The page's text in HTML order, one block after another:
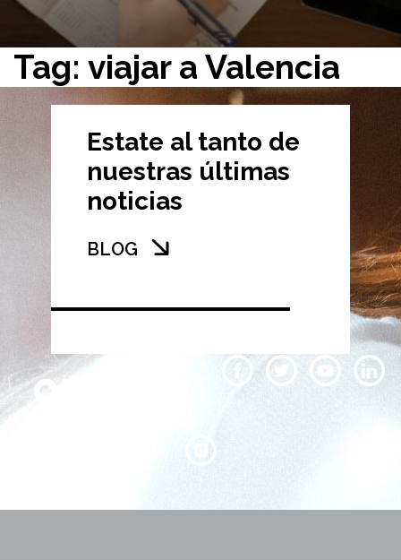
Tag: viajar a Valencia
Estate al tanto de
nuestras últimas
noticias
BLOG